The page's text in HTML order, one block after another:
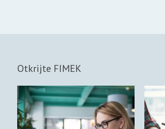
Otkrijte FIMEK